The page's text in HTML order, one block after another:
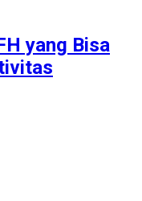
yang Bisa